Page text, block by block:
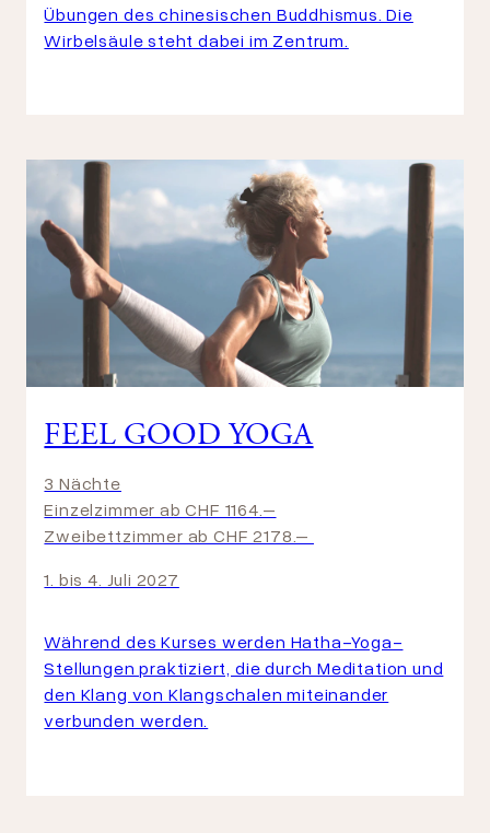
Übungen des chinesischen Buddhismus. Die
Wirbelsäule steht dabei im Zentrum.
FEEL GOOD YOGA
3 Nächte
Einzelzimmer ab CHF 1164.–
Zweibettzimmer ab CHF 2178.–
1. bis 4. Juli 2027
Während des Kurses werden Hatha-Yoga-
Stellungen praktiziert, die durch Meditation und
den Klang von Klangschalen miteinander
verbunden werden.